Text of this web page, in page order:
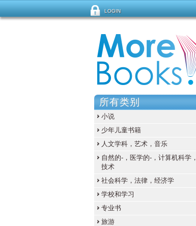
所有类别
小说
少年儿童书籍
人文学科，艺术，音乐
自然的-，医学的-，计算机科学，
技术
社会科学，法律，经济学
学校和学习
专业书
旅游
LOGIN
忘记密码？